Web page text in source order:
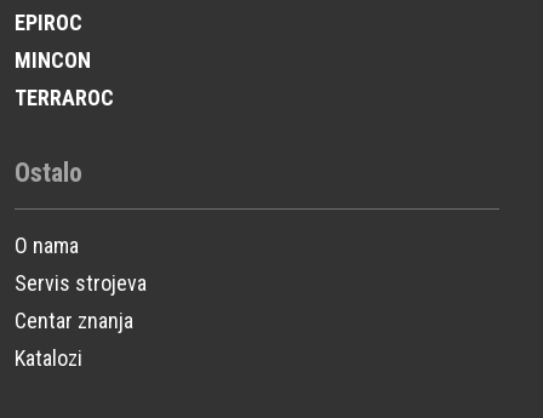
EPIROC
MINCON
TERRAROC
Ostalo
O nama
Servis strojeva
Centar znanja
Katalozi